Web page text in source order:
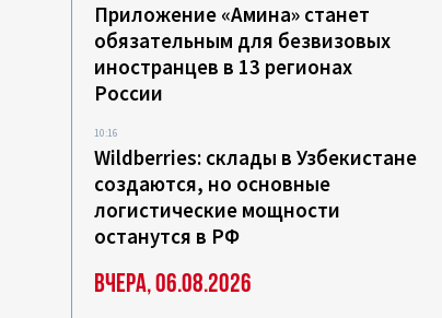
Приложение «Амина» станет
обязательным для безвизовых
иностранцев в 13 регионах
России
10:16
Wildberries: склады в Узбекистане
создаются, но основные
логистические мощности
останутся в РФ
Вчера, 06.08.2026